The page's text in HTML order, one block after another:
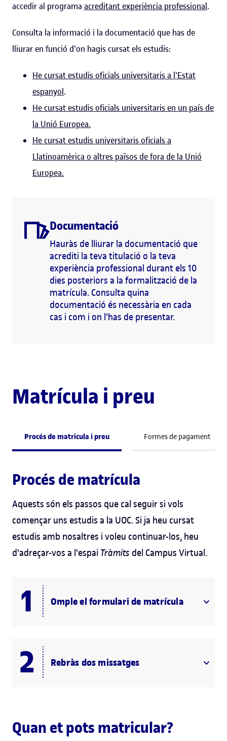
accedir al programa acreditant experiència professional.
Consulta la informació i la documentació que has de
lliurar en funció d'on hagis cursat els estudis:
He cursat estudis oficials universitaris a l'Estat
espanyol.
He cursat estudis oficials universitaris en un país de
la Unió Europea.
He cursat estudis universitaris oficials a
Llatinoamèrica o altres països de fora de la Unió
Europea.
Documentació
Hauràs de lliurar la documentació que
acrediti la teva titulació o la teva
experiència professional durant els 10
dies posteriors a la formalització de la
matrícula. Consulta quina
documentació és necessària en cada
cas i com i on l'has de presentar.
Matrícula i preu
Procés de matricula i preu Formes de pagament
Procés de matrícula
Aquests són els passos que cal seguir si vols
començar uns estudis a la UOC. Si ja heu cursat
estudis amb nosaltres i voleu continuar-los, heu
d'adreçar-vos a l'espai Tràmits del Campus Virtual.
Omple el formulari de matrícula
Rebràs dos missatges
Quan et pots matricular?